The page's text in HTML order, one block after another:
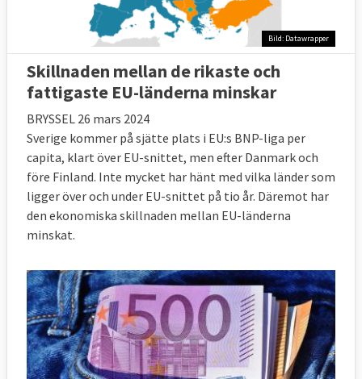
Bild: Datawrapper
Skillnaden mellan de rikaste och
fattigaste EU-länderna minskar
BRYSSEL 26 mars 2024
Sverige kommer på sjätte plats i EU:s BNP-liga per
capita, klart över EU-snittet, men efter Danmark och
före Finland. Inte mycket har hänt med vilka länder som
ligger över och under EU-snittet på tio år. Däremot har
den ekonomiska skillnaden mellan EU-länderna
minskat.